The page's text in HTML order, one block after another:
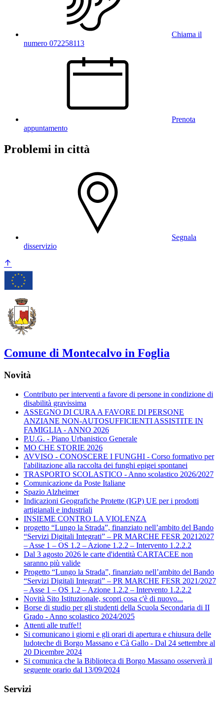
Chiama il
numero 072258113
Prenota
appuntamento
Problemi in città
Segnala
disservizio
Comune di Montecalvo in Foglia
Novità
Contributo per interventi a favore di persone in condizione di
disabilità gravissima
ASSEGNO DI CURA A FAVORE DI PERSONE
ANZIANE NON-AUTOSUFFICIENTI ASSISTITE IN
FAMIGLIA - ANNO 2026
P.U.G. - Piano Urbanistico Generale
MO CHE STORIE 2026
AVVISO - CONOSCERE I FUNGHI - Corso formativo per
l'abilitazione alla raccolta dei funghi epigei spontanei
TRASPORTO SCOLASTICO - Anno scolastico 2026/2027
Comunicazione da Poste Italiane
Spazio Alzheimer
Indicazioni Geografiche Protette (IGP) UE per i prodotti
artigianali e industriali
INSIEME CONTRO LA VIOLENZA
progetto “Lungo la Strada”, finanziato nell’ambito del Bando
“Servizi Digitali Integrati” – PR MARCHE FESR 20212027
– Asse 1 – OS 1.2 – Azione 1.2.2 – Intervento 1.2.2.2
Dal 3 agosto 2026 le carte d'identità CARTACEE non
saranno più valide
Progetto “Lungo la Strada”, finanziato nell’ambito del Bando
“Servizi Digitali Integrati” – PR MARCHE FESR 2021/2027
– Asse 1 – OS 1.2 – Azione 1.2.2 – Intervento 1.2.2.2
Novità Sito Istituzionale, scopri cosa c'è di nuovo...
Borse di studio per gli studenti della Scuola Secondaria di II
Grado - Anno scolastico 2024/2025
Attenti alle truffe!!
Si comunicano i giorni e gli orari di apertura e chiusura delle
ludoteche di Borgo Massano e Cà Gallo - Dal 24 settembre al
20 Dicembre 2024
Si comunica che la Biblioteca di Borgo Massano osserverà il
seguente orario dal 13/09/2024
Servizi